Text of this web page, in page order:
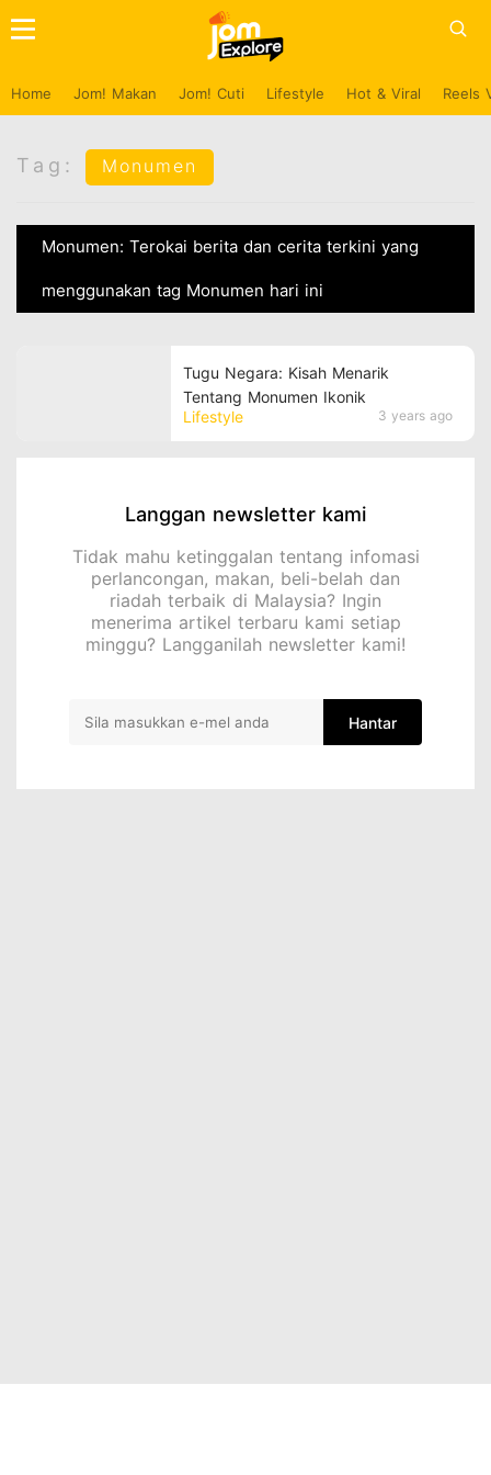
Home Jom! Makan Jom! Cuti Lifestyle Hot & Viral Reels
Tag: Monumen
Monumen: Terokai berita dan cerita terkini yang
menggunakan tag Monumen hari ini
Lifestyle 3 years ago
Tugu Negara: Kisah Menarik
Tentang Monumen Ikonik
Langgan newsletter kami
Tidak mahu ketinggalan tentang infomasi
perlancongan, makan, beli-belah dan
riadah terbaik di Malaysia? Ingin
menerima artikel terbaru kami setiap
minggu? Langganilah newsletter kami!
Hantar